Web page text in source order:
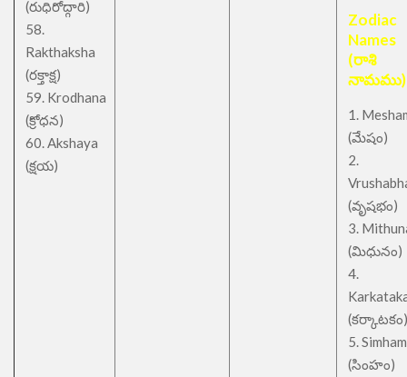
(రుధిరోద్గారి)
58.
Rakthaksha
(రక్తాక్ష)
59. Krodhana
(క్రోధన)
60. Akshaya
(క్షయ)
Zodiac
Names
(రాశి
నామము)
1.
(మేషం)
2.
(వృషభం)
3.
(మిధునం)
4.
(కర్కాటకం)
5. Simham
(సింహం)